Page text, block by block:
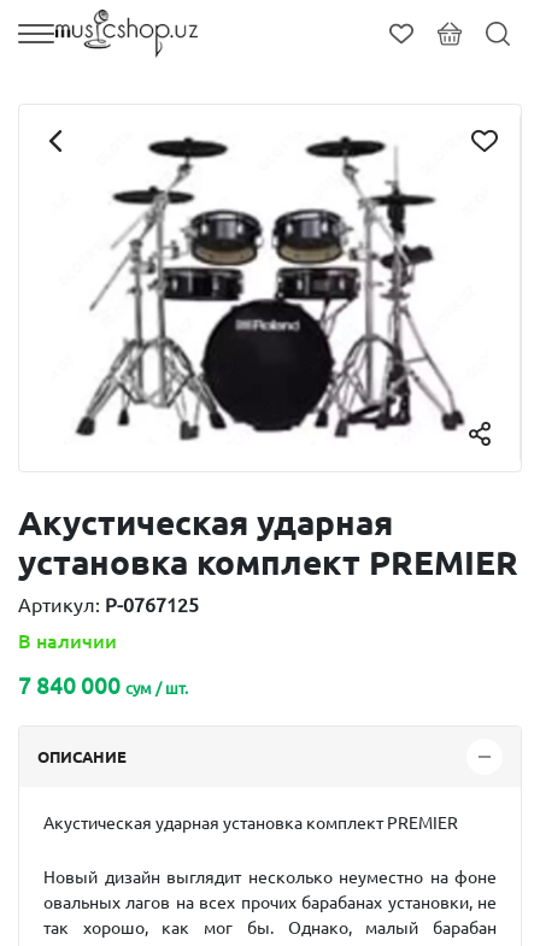
Акустическая ударная
установка комплект PREMIER
Артикул: P-0767125
В наличии
7 840 000 сум / шт.
ОПИСАНИЕ
Акустическая ударная установка комплект PREMIER
Новый дизайн выглядит несколько неуместно на фоне
овальных лагов на всех прочих барабанах установки, не
так хорошо, как мог бы. Однако, малый барабан